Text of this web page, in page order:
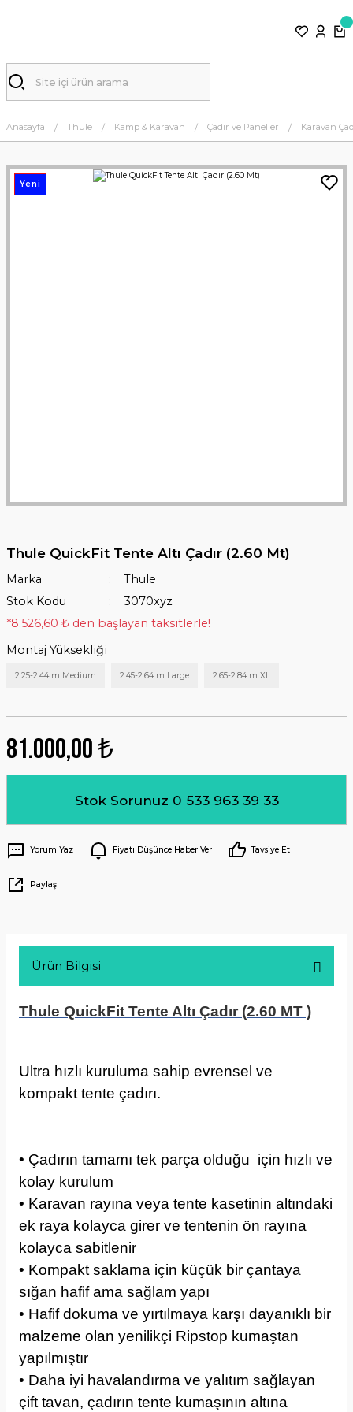
Anasayfa Thule Kamp & Karavan Çadır ve Paneller Karavan
Yeni
Thule QuickFit Tente Altı Çadır (2.60 Mt)
Marka
Thule
Stok Kodu
3070xyz
*8.526,60 ₺ den başlayan taksitlerle!
Montaj Yüksekliği
2.25-2.44 m Medium 2.45-2.64 m Large 2.65-2.84 m XL
81.000,00 ₺
Stok Sorunuz 0 533 963 39 33
Yorum Yaz Fiyatı Düşünce Haber Ver Tavsiye Et
Paylaş
Ürün Bilgisi
Thule QuickFit Tente Altı Çadır (2.60 MT )
Ultra hızlı kuruluma sahip evrensel ve
kompakt tente çadırı.
• Çadırın tamamı tek parça olduğu için hızlı ve
kolay kurulum
• Karavan rayına veya tente kasetinin altındaki
ek raya kolayca girer ve tentenin ön rayına
kolayca sabitlenir
• Kompakt saklama için küçük bir çantaya
sığan hafif ama sağlam yapı
• Hafif dokuma ve yırtılmaya karşı dayanıklı bir
malzeme olan yenilikçi Ripstop kumaştan
yapılmıştır
• Daha iyi havalandırma ve yalıtım sağlayan
çift tavan, çadırın tente kumaşının altına